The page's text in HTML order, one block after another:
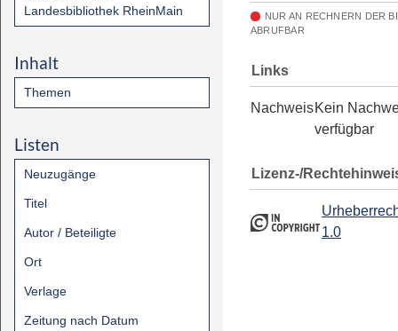
Landesbibliothek RheinMain
Inhalt
Themen
Listen
Neuzugänge
Titel
Autor / Beteiligte
Ort
Verlage
Zeitung nach Datum
NUR AN RECHNERN DER
ABRUFBAR
Links
NachweisKein
verfügbar
Lizenz-/
1.0